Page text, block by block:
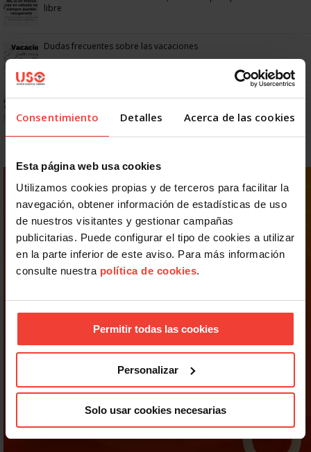
Consentimiento Detalles Acerca de las cookies
Esta página web usa cookies
Utilizamos cookies propias y de terceros para facilitar la
navegación, obtener información de estadísticas de uso
de nuestros visitantes y gestionar campañas
publicitarias. Puede configurar el tipo de cookies a utilizar
en la parte inferior de este aviso. Para más información
consulte nuestra política de cookies.
Permitir todas las cookies
Personalizar
Solo usar cookies necesarias
libre
Dudas frecuentes sobre las vacaciones
Prepara gratis con USO las oposiciones a AGE, Seguridad Social y